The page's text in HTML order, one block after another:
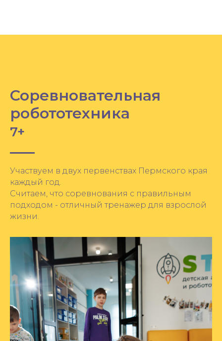
Соревновательная
робототехника
7+
Участвуем в двух первенствах Пермского края
каждый год.
Считаем, что соревнования с правильным
подходом - отличный тренажер для взрослой
жизни.